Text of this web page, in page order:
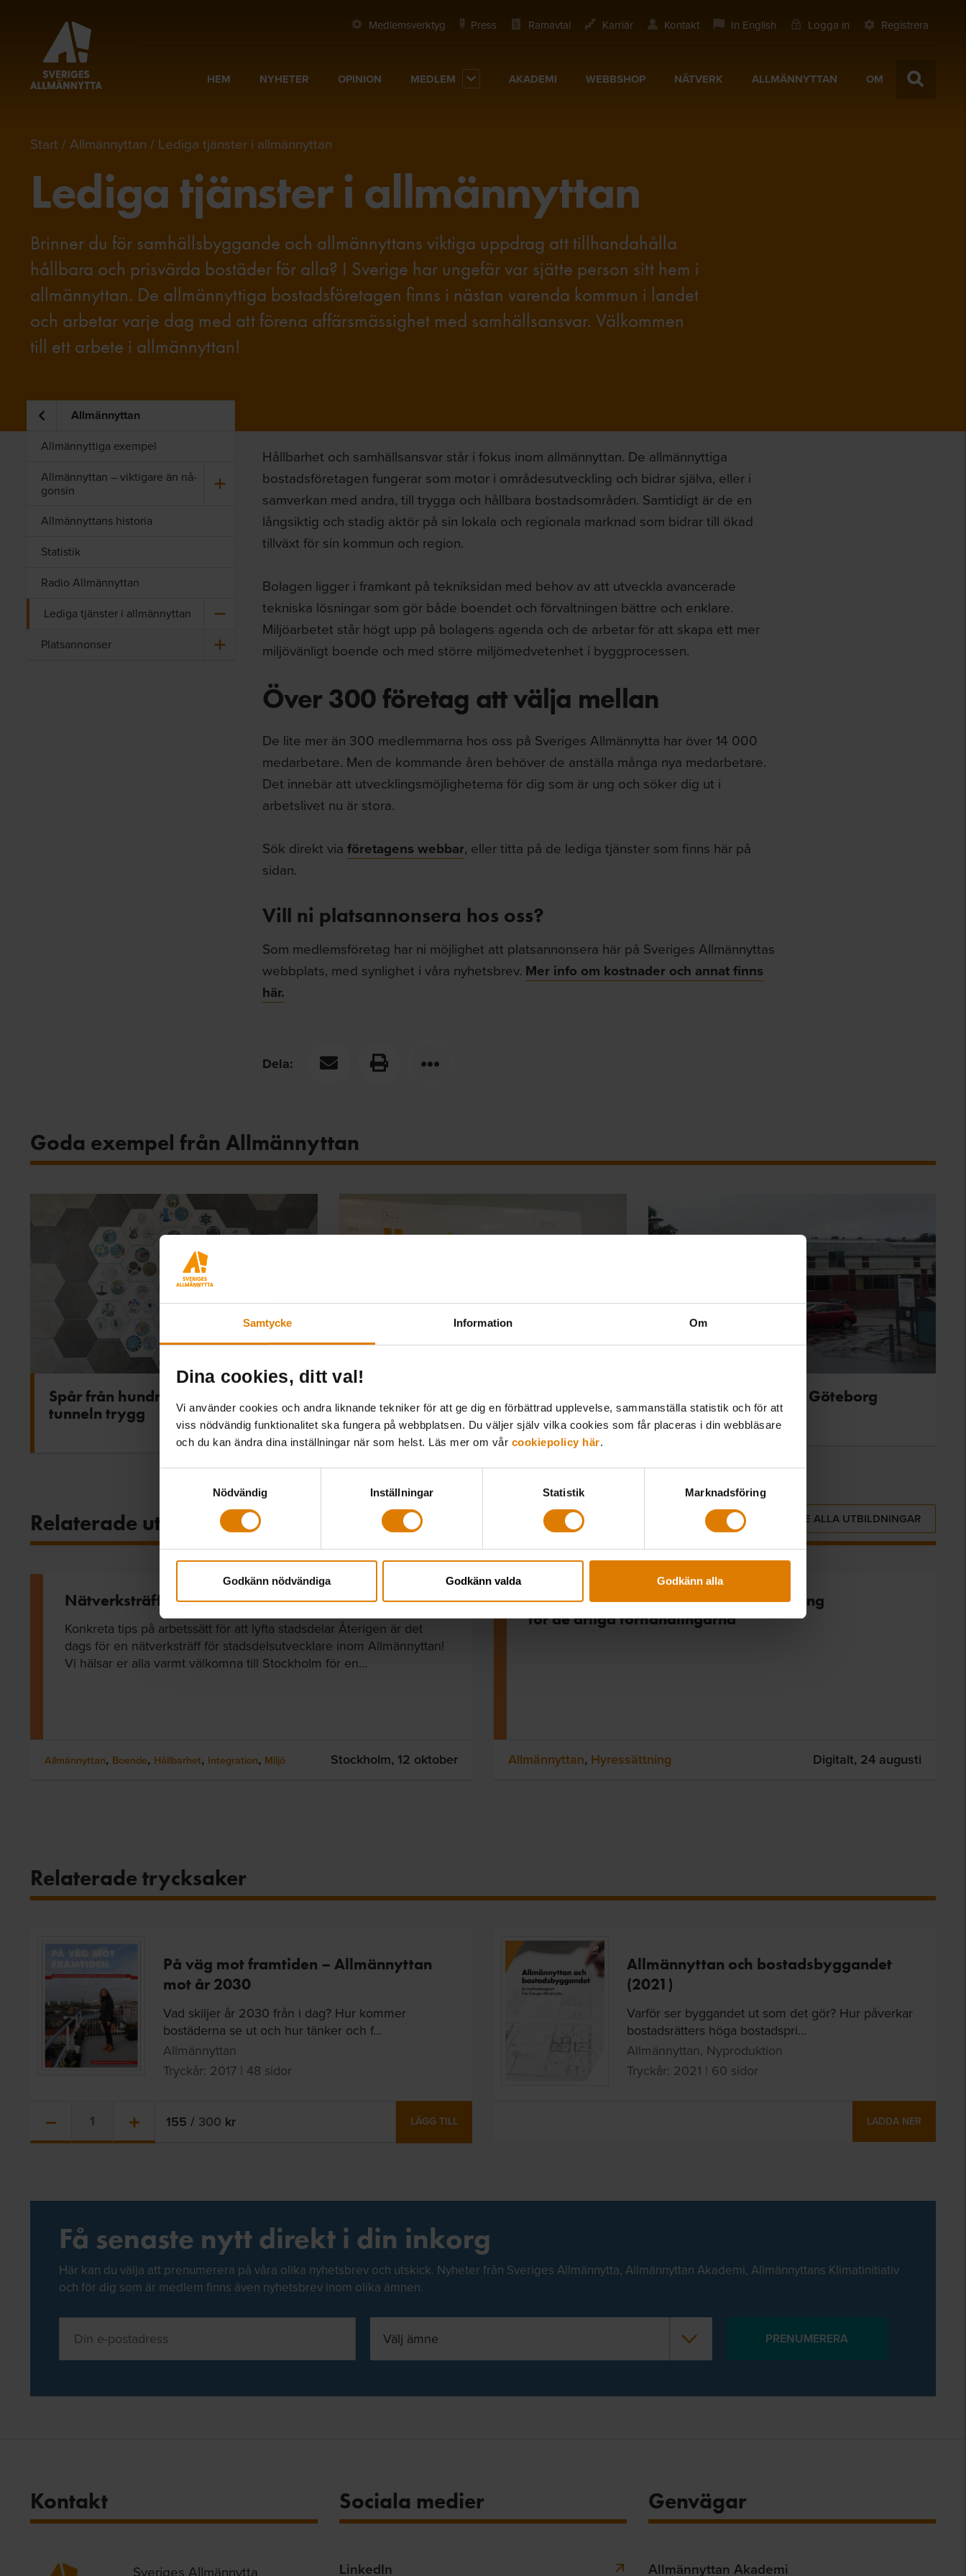
Samtycke Information Om
Dina cookies, ditt val!
Vi använder cookies och andra liknande tekniker för att ge dig en förbättrad upplevelse, sammanställa statistik och för att
viss nödvändig funktionalitet ska fungera på webbplatsen. Du väljer själv vilka cookies som får placeras i din webbläsare
och du kan ändra dina inställningar när som helst. Läs mer om vår cookiepolicy här.
Nödvändig
Inställningar Statistik Marknadsföring
Godkänn nödvändiga Godkänn valda Godkänn alla
Medlemsverktyg Press Ramavtal Karriär Kontakt In English Logga in Registrera
HEM NYHETER OPINION MEDLEM AKADEMI WEBBSHOP NÄTVERK ALLMÄNNYTTAN OM
Start Allmännyttan Lediga tjänster i allmännyttan
Lediga tjänster i allmännyttan
Brinner du för samhällsbyggande och allmännyttans viktiga uppdrag att tillhandahålla
hållbara och prisvärda bostäder för alla? I Sverige har ungefär var sjätte person sitt hem i
allmännyttan. De allmännyttiga bostadsföretagen finns i nästan varenda kommun i landet
och arbetar varje dag med att förena affärsmässighet med samhällsansvar. Välkommen
till ett arbete i allmännyttan!
Allmännyttan
Allmännyttiga exempel
All­män­nyt­tan – vik­ti­ga­re än nå­
gon­sin
Allmännyttans historia
Statistik
Radio Allmännyttan
Le­di­ga tjäns­ter i all­män­nyt­tan
Platsannonser
Hållbarhet och samhällsansvar står i fokus inom allmännyttan. De allmännyttiga
bostadsföretagen fungerar som motor i områdesutveckling och bidrar själva, eller i
samverkan med andra, till trygga och hållbara bostadsområden. Samtidigt är de en
långsiktig och stadig aktör på sin lokala och regionala marknad som bidrar till ökad
tillväxt för sin kommun och region.
Bolagen ligger i framkant på tekniksidan med behov av att utveckla avancerade
tekniska lösningar som gör både boendet och förvaltningen bättre och enklare.
Miljöarbetet står högt upp på bolagens agenda och de arbetar för att skapa ett mer
miljövänligt boende och med större miljömedvetenhet i byggprocessen.
Över 300 företag att välja mellan
De lite mer än 300 medlemmarna hos oss på Sveriges Allmännytta har över 14 000
medarbetare. Men de kommande åren behöver de anställa många nya medarbetare.
Det innebär att utvecklingsmöjligheterna för dig som är ung och söker dig ut i
arbetslivet nu är stora.
Sök direkt via företagens webbar, eller titta på de lediga tjänster som finns här på
sidan.
Vill ni platsannonsera hos oss?
Som medlemsföretag har ni möjlighet att platsannonsera här på Sveriges Allmännyttas
webbplats, med synlighet i våra nyhetsbrev. Mer info om kostnader och annat finns
här.
Dela:
Goda exempel från Allmännyttan
Spår från hundratals barn gjorde
tunneln trygg
Innovationslabbet i Göteborg
Relaterade utbildningar SE ALLA UTBILDNINGAR
Nätverksträff Stadsdelsutveckling
Konkreta tips på arbetssätt för att lyfta stadsdelar Återigen är det
dags för en nätverksträff för stadsdelsutvecklare inom Allmännyttan!
Vi hälsar er alla varmt välkomna till Stockholm för en...
Allmännyttan, Boende, Hållbarhet, Integration, Miljö Stockholm, 12 oktober
Webbinarium: Trepartens nya vägledning
för de årliga förhandlingarna
Allmännyttan, Hyressättning Digitalt, 24 augusti
Relaterade trycksaker
På väg mot framtiden – Allmännyttan
mot år 2030
Vad skiljer år 2030 från i dag? Hur kommer
bostäderna se ut och hur tänker och f...
Allmännyttan
Tryckår: 2017 | 48 sidor
155 / 300 kr LÄGG TILL
Allmännyttan och bostadsbyggandet
(2021)
Varför ser byggandet ut som det gör? Hur påverkar
bostadsrätters höga bostadspri...
Allmännyttan, Nyproduktion
Tryckår: 2021 | 60 sidor
LADDA NER
Få senaste nytt direkt i din inkorg
Här kan du välja att prenumerera på våra olika nyhetsbrev och utskick. Nyheter från Sveriges Allmännytta, Allmännyttan Akademi, Allmännyttans Klimatinitiativ
och för dig som är medlem finns även nyhetsbrev inom olika ämnen.
Välj ämne
Kontakt
Sveriges Allmännytta
Sociala medier
LinkedIn
Genvägar
Allmännyttan Akademi